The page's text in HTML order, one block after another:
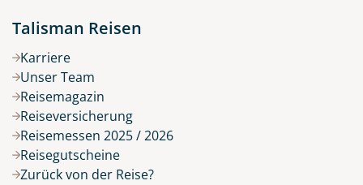
Talisman Reisen
Karriere
Unser Team
Reisemagazin
Reiseversicherung
Reisemessen 2025 / 2026
Reisegutscheine
Zurück von der Reise?